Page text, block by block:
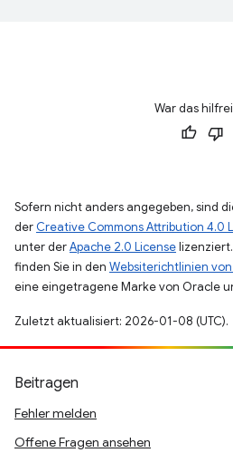
War das
Sofern nicht anders angegeben, sind
der Creative Commons Attribution 4.0
unter derApache 2.0 License
finden Sie in den Websiterichtlinien
eine eingetragene Marke von Oracle
Zuletzt aktualisiert: 2026-01-08 (UTC).
Beitragen
Fehler melden
Offene Fragen ansehen